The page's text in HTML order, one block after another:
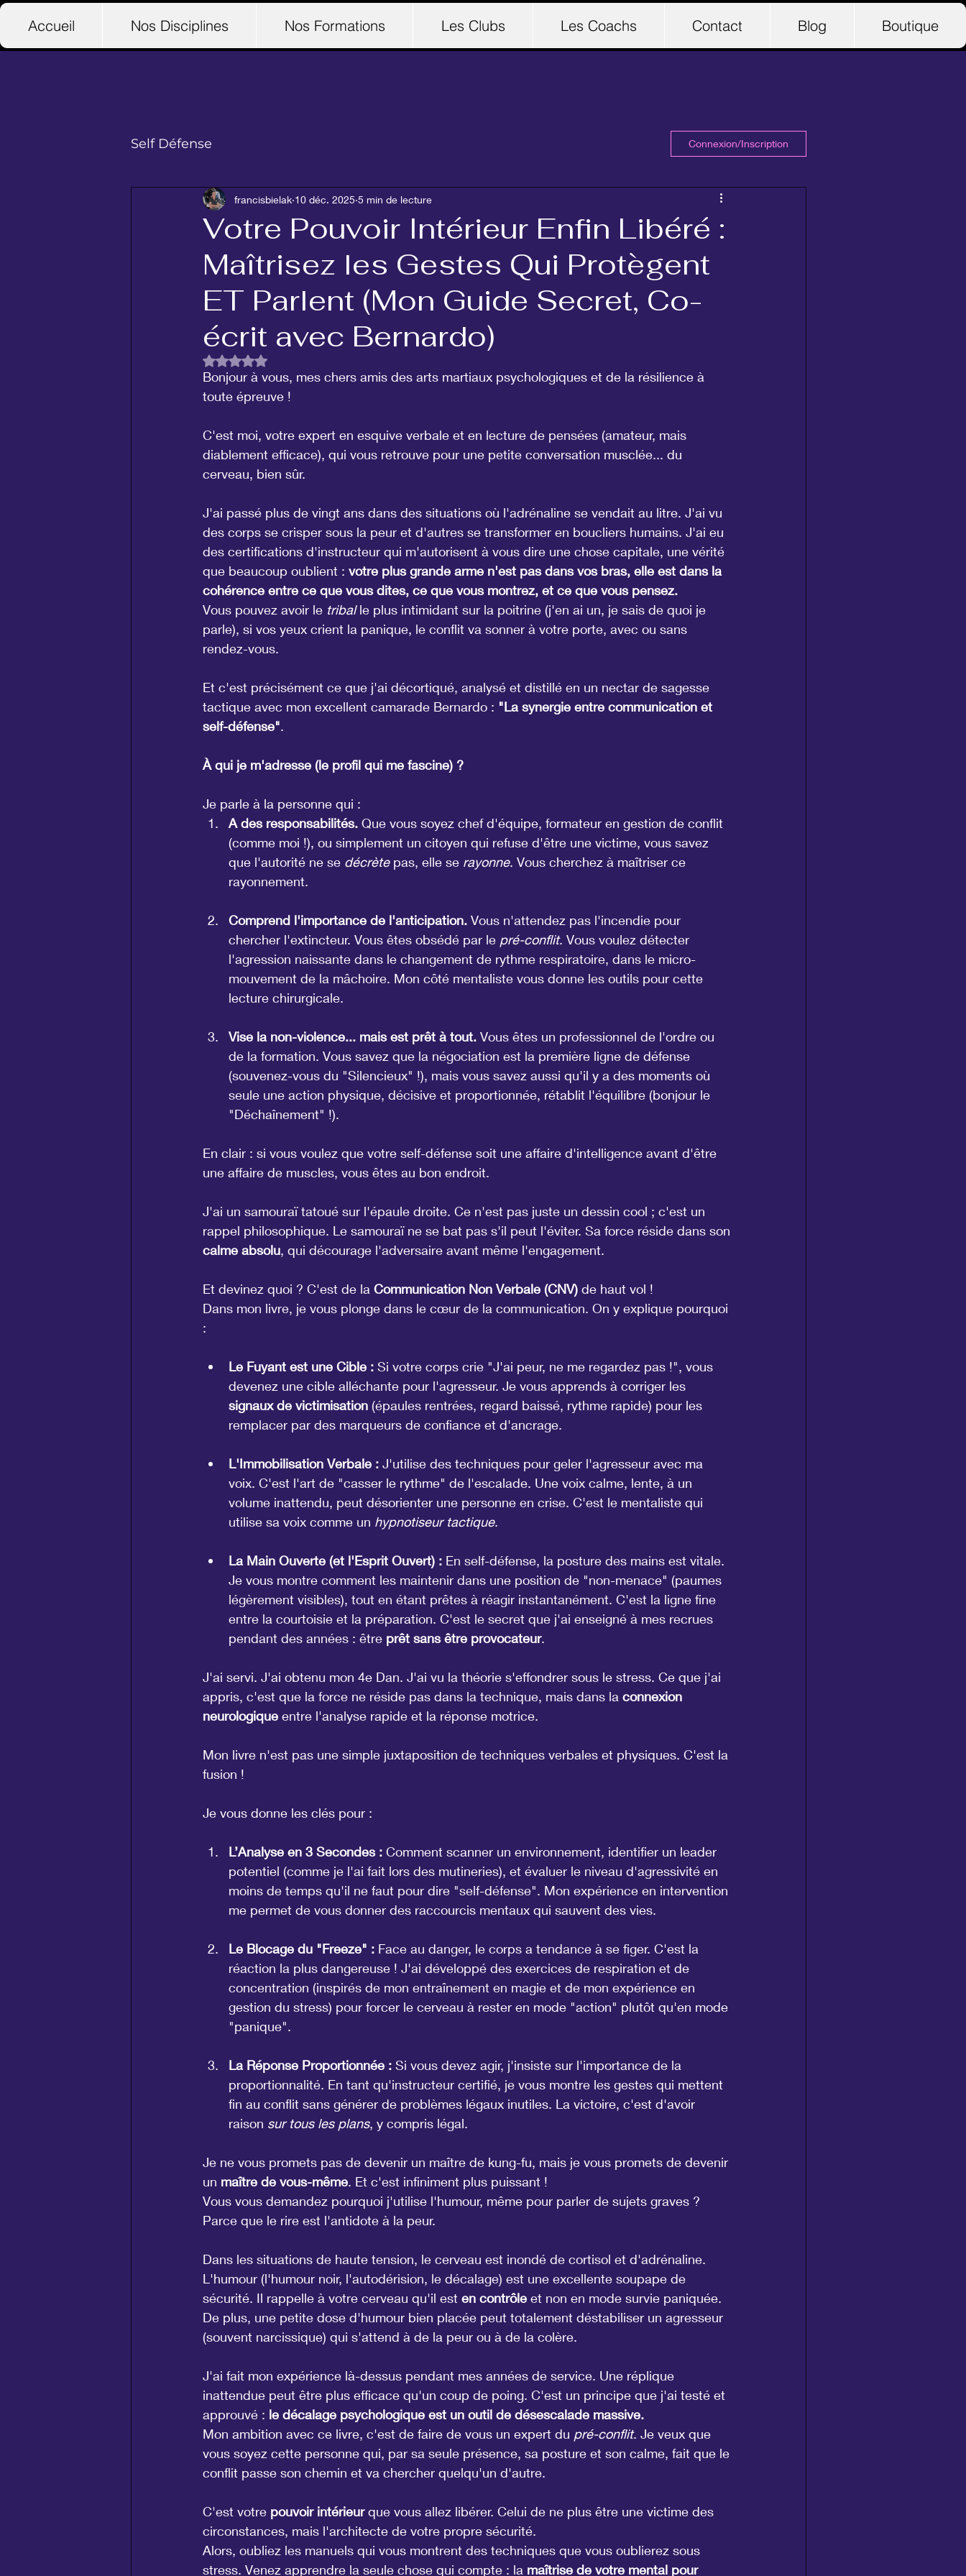
Accueil Nos Disciplines Nos Formations Les Clubs Les Coachs Contact Blog Boutique
Self Défense Connexion/Inscription
Votre Pouvoir Intérieur Enfin Libéré :
Maîtrisez les Gestes Qui Protègent
ET Parlent (Mon Guide Secret, Co-
écrit avec Bernardo)
francisbielak 10 déc. 2025 5 min de lecture
Noté NaN étoiles sur 5.
Bonjour à vous, mes chers amis des arts martiaux psychologiques et de la résilience à
toute épreuve !
C'est moi, votre expert en esquive verbale et en lecture de pensées (amateur, mais
diablement efficace), qui vous retrouve pour une petite conversation musclée... du
cerveau, bien sûr.
J'ai passé plus de vingt ans dans des situations où l'adrénaline se vendait au litre. J'ai vu
des corps se crisper sous la peur et d'autres se transformer en boucliers humains. J'ai eu
des certifications d'instructeur qui m'autorisent à vous dire une chose capitale, une vérité
que beaucoup oublient : votre plus grande arme n'est pas dans vos bras, elle est dans la
cohérence entre ce que vous dites, ce que vous montrez, et ce que vous pensez.
Vous pouvez avoir le tribal le plus intimidant sur la poitrine (j'en ai un, je sais de quoi je
parle), si vos yeux crient la panique, le conflit va sonner à votre porte, avec ou sans
rendez-vous.
Et c'est précisément ce que j'ai décortiqué, analysé et distillé en un nectar de sagesse
tactique avec mon excellent camarade Bernardo : "La synergie entre communication et
self-défense".
À qui je m'adresse (le profil qui me fascine) ?
Je parle à la personne qui :
A des responsabilités. Que vous soyez chef d'équipe, formateur en gestion de conflit
(comme moi !), ou simplement un citoyen qui refuse d'être une victime, vous savez
que l'autorité ne se décrète pas, elle se rayonne. Vous cherchez à maîtriser ce
rayonnement.
Comprend l'importance de l'anticipation. Vous n'attendez pas l'incendie pour
chercher l'extincteur. Vous êtes obsédé par le pré-conflit. Vous voulez détecter
l'agression naissante dans le changement de rythme respiratoire, dans le micro-
mouvement de la mâchoire. Mon côté mentaliste vous donne les outils pour cette
lecture chirurgicale.
Vise la non-violence... mais est prêt à tout. Vous êtes un professionnel de l'ordre ou
de la formation. Vous savez que la négociation est la première ligne de défense
(souvenez-vous du "Silencieux" !), mais vous savez aussi qu'il y a des moments où
seule une action physique, décisive et proportionnée, rétablit l'équilibre (bonjour le
"Déchaînement" !).
En clair : si vous voulez que votre self-défense soit une affaire d'intelligence avant d'être
une affaire de muscles, vous êtes au bon endroit.
J'ai un samouraï tatoué sur l'épaule droite. Ce n'est pas juste un dessin cool ; c'est un
rappel philosophique. Le samouraï ne se bat pas s'il peut l'éviter. Sa force réside dans son
calme absolu, qui décourage l'adversaire avant même l'engagement.
Et devinez quoi ? C'est de la Communication Non Verbale (CNV) de haut vol !
Dans mon livre, je vous plonge dans le cœur de la communication. On y explique pourquoi
:
Le Fuyant est une Cible : Si votre corps crie "J'ai peur, ne me regardez pas !", vous
devenez une cible alléchante pour l'agresseur. Je vous apprends à corriger les
signaux de victimisation (épaules rentrées, regard baissé, rythme rapide) pour les
remplacer par des marqueurs de confiance et d'ancrage.
L'Immobilisation Verbale : J'utilise des techniques pour geler l'agresseur avec ma
voix. C'est l'art de "casser le rythme" de l'escalade. Une voix calme, lente, à un
volume inattendu, peut désorienter une personne en crise. C'est le mentaliste qui
utilise sa voix comme un hypnotiseur tactique.
La Main Ouverte (et l'Esprit Ouvert) : En self-défense, la posture des mains est vitale.
Je vous montre comment les maintenir dans une position de "non-menace" (paumes
légèrement visibles), tout en étant prêtes à réagir instantanément. C'est la ligne fine
entre la courtoisie et la préparation. C'est le secret que j'ai enseigné à mes recrues
pendant des années : être prêt sans être provocateur.
J'ai servi. J'ai obtenu mon 4e Dan. J'ai vu la théorie s'effondrer sous le stress. Ce que j'ai
appris, c'est que la force ne réside pas dans la technique, mais dans la connexion
neurologique entre l'analyse rapide et la réponse motrice.
Mon livre n'est pas une simple juxtaposition de techniques verbales et physiques. C'est la
fusion !
Je vous donne les clés pour :
L’Analyse en 3 Secondes : Comment scanner un environnement, identifier un leader
potentiel (comme je l'ai fait lors des mutineries), et évaluer le niveau d'agressivité en
moins de temps qu'il ne faut pour dire "self-défense". Mon expérience en intervention
me permet de vous donner des raccourcis mentaux qui sauvent des vies.
Le Blocage du "Freeze" : Face au danger, le corps a tendance à se figer. C'est la
réaction la plus dangereuse ! J'ai développé des exercices de respiration et de
concentration (inspirés de mon entraînement en magie et de mon expérience en
gestion du stress) pour forcer le cerveau à rester en mode "action" plutôt qu'en mode
"panique".
La Réponse Proportionnée : Si vous devez agir, j'insiste sur l'importance de la
proportionnalité. En tant qu'instructeur certifié, je vous montre les gestes qui mettent
fin au conflit sans générer de problèmes légaux inutiles. La victoire, c'est d'avoir
raison sur tous les plans, y compris légal.
Je ne vous promets pas de devenir un maître de kung-fu, mais je vous promets de devenir
un maître de vous-même. Et c'est infiniment plus puissant !
Vous vous demandez pourquoi j'utilise l'humour, même pour parler de sujets graves ?
Parce que le rire est l'antidote à la peur.
Dans les situations de haute tension, le cerveau est inondé de cortisol et d'adrénaline.
L'humour (l'humour noir, l'autodérision, le décalage) est une excellente soupape de
sécurité. Il rappelle à votre cerveau qu'il est en contrôle et non en mode survie paniquée.
De plus, une petite dose d'humour bien placée peut totalement déstabiliser un agresseur
(souvent narcissique) qui s'attend à de la peur ou à de la colère.
J'ai fait mon expérience là-dessus pendant mes années de service. Une réplique
inattendue peut être plus efficace qu'un coup de poing. C'est un principe que j'ai testé et
approuvé : le décalage psychologique est un outil de désescalade massive.
Mon ambition avec ce livre, c'est de faire de vous un expert du pré-conflit. Je veux que
vous soyez cette personne qui, par sa seule présence, sa posture et son calme, fait que le
conflit passe son chemin et va chercher quelqu'un d'autre.
C'est votre pouvoir intérieur que vous allez libérer. Celui de ne plus être une victime des
circonstances, mais l'architecte de votre propre sécurité.
Alors, oubliez les manuels qui vous montrent des techniques que vous oublierez sous
stress. Venez apprendre la seule chose qui compte : la maîtrise de votre mental pour